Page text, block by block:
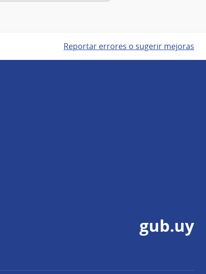
Reportar errores o sugerir mejoras
gub.uy